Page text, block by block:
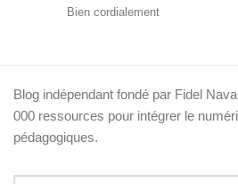
Bien cordialement
Blog indépendant fondé par Fidel
000 ressources pour intégrer le
pédagogiques.